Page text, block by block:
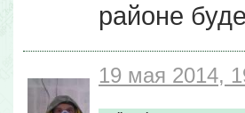
районе
19 мая 2014,